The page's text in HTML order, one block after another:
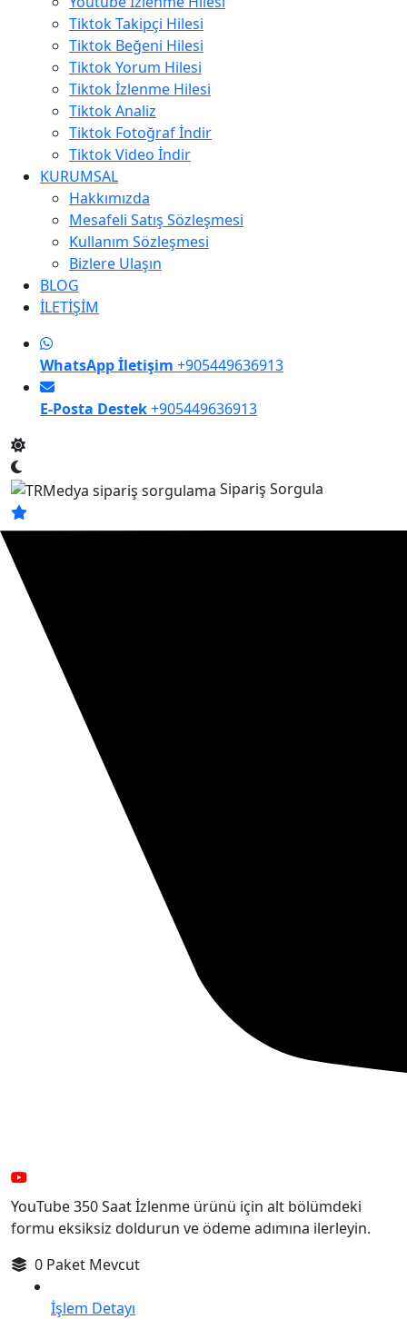
Tiktok Takipçi Hilesi
Tiktok Beğeni Hilesi
Tiktok Yorum Hilesi
Tiktok İzlenme Hilesi
Tiktok Analiz
Tiktok Fotoğraf İndir
Tiktok Video İndir
KURUMSAL
Hakkımızda
Mesafeli Satış Sözleşmesi
Kullanım Sözleşmesi
Bizlere Ulaşın
BLOG
İLETİŞİM
WhatsApp İletişim +905449636913
E-Posta Destek+905449636913
Sipariş Sorgula
YouTube 350 Saat İzlenme ürünü için alt bölümdeki
formu eksiksiz doldurun ve ödeme adımına ilerleyin.
0 Paket Mevcut
İşlem Detayı